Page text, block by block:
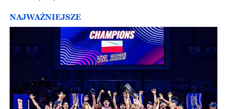
NAJWAŻNIEJSZE